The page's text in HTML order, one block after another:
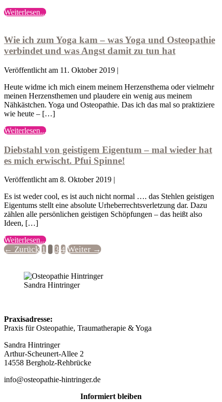
Weiterlesen...6
ich
osteopathisches
essentiell
empfinde
zum
Yoga
kam
was
Yoga
und
Osteopathie
verbindet
und
was
Angst
damit
zu
tun
Wie ich zum Yoga kam – was Yoga und Osteopathie
verbindet und was Angst damit zu tun hat
Veröffentlicht am 11. Oktober 2019 |
Heute widme ich mich einem meinem Herzensthema oder vielmehr
meinen Herzensthemen und plaudere ein wenig aus meinem
Nähkästchen. Yoga und Osteopathie. Das ich das mal so praktiziere
wie heute – […]
Weiterlesen...Wie
zum
Yoga
kam
was
Yoga
und
Osteopathie
verbindet
was
Angst
damit
hat
Diebstahl von geistigem Eigentum – mal wieder hat
es mich erwischt. Pfui Spinne!
Veröffentlicht am 8. Oktober 2019 |
Es ist weder cool, es ist auch nicht normal …. das Stehlen geistigen
Eigentums stellt eine absolute Urheberrechtsverletzung dar. Dazu
zählen alle persönlichen geistigen Schöpfungen – das heißt also
Ideen, […]
Weiterlesen...Diebstahl
von
–
mal
mich
erwischt.
Spinne!
Seitennummerierung
Beiträge
← Zurück 1 3 4 Weiter →
Sandra Hintringer
Praxisadresse:
Praxis für Osteopathie, Traumatherapie & Yoga
Sandra Hintringer
Arthur-Scheunert-Allee 2
14558 Bergholz-Rehbrücke
info@osteopathie-hintringer.de
Informiert bleiben